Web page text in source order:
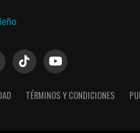
TÉRMINOS Y CONDICIONES